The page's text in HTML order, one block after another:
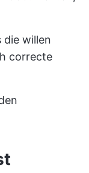
die willen
correcte